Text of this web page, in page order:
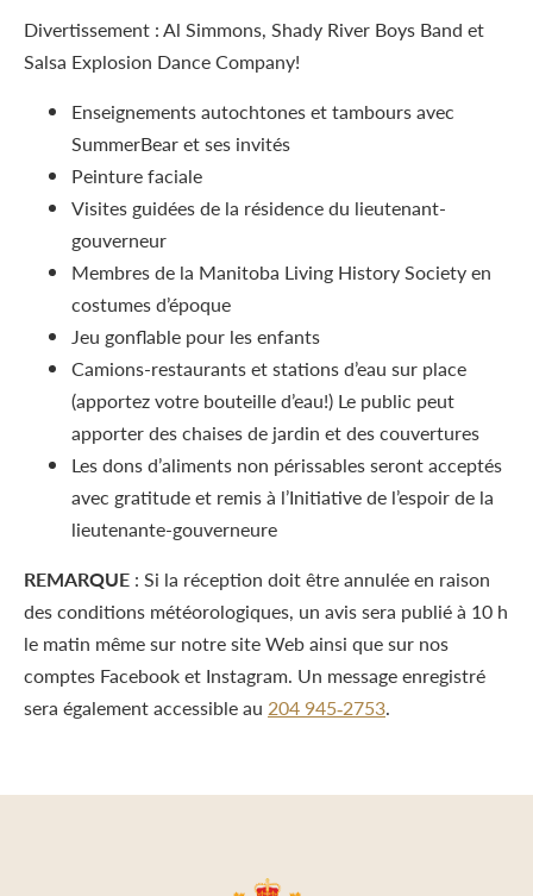
Divertissement : Al Simmons, Shady River Boys Band et
Salsa Explosion Dance Company!
Enseignements autochtones et tambours avec
SummerBear et ses invités
Peinture faciale
Visites guidées de la résidence du lieutenant-
gouverneur
Membres de la Manitoba Living History Society en
costumes d’époque
Jeu gonflable pour les enfants
Camions-restaurants et stations d’eau sur place
(apportez votre bouteille d’eau!) Le public peut
apporter des chaises de jardin et des couvertures
Les dons d’aliments non périssables seront acceptés
avec gratitude et remis à l’Initiative de l’espoir de la
lieutenante-gouverneure
REMARQUE : Si la réception doit être annulée en raison
des conditions météorologiques, un avis sera publié à 10 h
le matin même sur notre site Web ainsi que sur nos
comptes Facebook et Instagram. Un message enregistré
sera également accessible au 204 945‑2753.